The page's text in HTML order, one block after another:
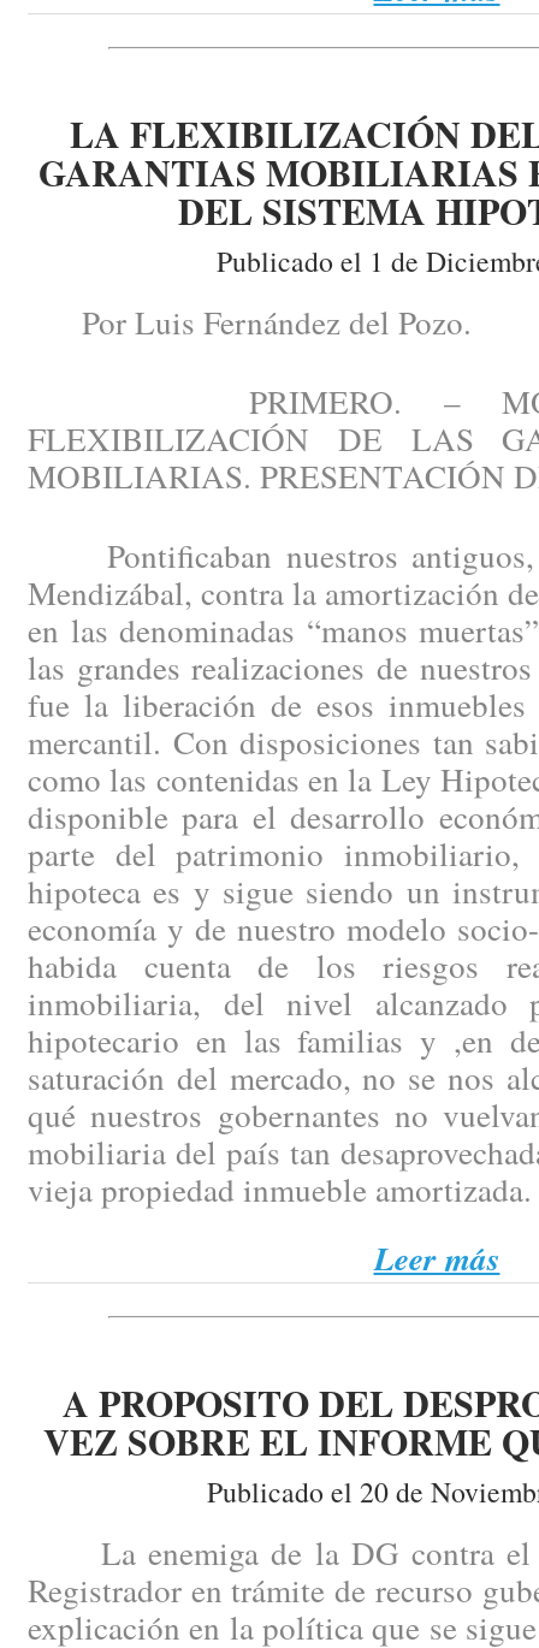
LA FLEXIBILIZACIÓN
GARANTIAS MOBILIARIAS
DEL SISTEMA
Publicado el 1 de
Por Luis Fernández del Pozo.
PRIMERO. –
FLEXIBILIZACIÓN DE LAS
MOBILIARIAS. PRESENTACIÓN
Pontificaban nuestros
Mendizábal, contra la amortización
en las denominadas “manos
las grandes realizaciones de
fue la liberación de esos
mercantil. Con disposiciones tan
como las contenidas en la Ley
disponible para el desarrollo
parte del patrimonio
hipoteca es y sigue siendo un
economía y de nuestro modelo
habida cuenta de los riesgos
inmobiliaria, del nivel alcanzado
hipotecario en las familias y ,en
saturación del mercado, no se nos
qué nuestros gobernantes no
mobiliaria del país tan
vieja propiedad inmueble amortizada.
Leer más
A PROPOSITO DEL
VEZ SOBRE EL INFORME
Publicado el 20 de
La enemiga de la DG contra el
Registrador en trámite de recurso
explicación en la política que se